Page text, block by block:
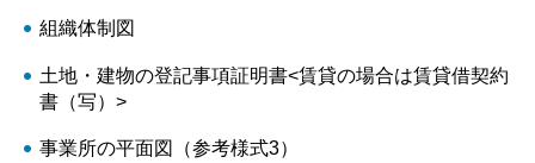
組織体制図
土地・建物の登記事項証明書<賃貸の場合は賃貸借契約
書（写）>
事業所の平面図（参考様式3）